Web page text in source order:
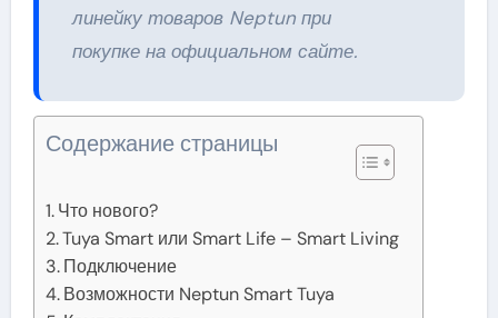
линейку товаров Neptun при
покупке на официальном сайте.
Содержание страницы
Что нового?
Tuya Smart или Smart Life – Smart Living
Подключение
Возможности Neptun Smart Tuya